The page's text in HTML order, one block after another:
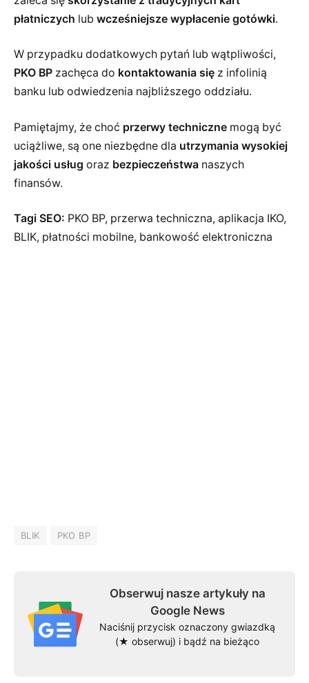
płatniczych lub wcześniejsze wypłacenie gotówki.
W przypadku dodatkowych pytań lub wątpliwości,
PKO BP zachęca do kontaktowania się z infolinią
banku lub odwiedzenia najbliższego oddziału.
Pamiętajmy, że choć przerwy techniczne mogą być
uciążliwe, są one niezbędne dla utrzymania wysokiej
jakości usług oraz bezpieczeństwa naszych
finansów.
Tagi SEO: PKO BP, przerwa techniczna, aplikacja IKO,
BLIK, płatności mobilne, bankowość elektroniczna
BLIK PKO BP
Obserwuj nasze artykuły na
Google News
Naciśnij przycisk oznaczony gwiazdką
(★ obserwuj) i bądź na bieżąco